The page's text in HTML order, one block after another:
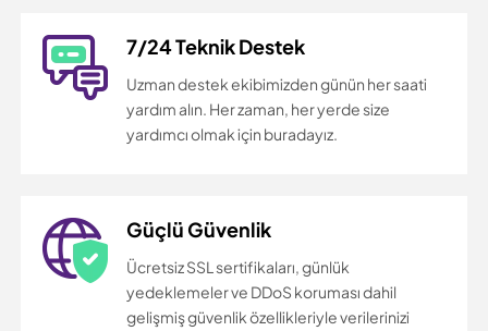
7/24 Teknik Destek
Uzman destek ekibimizden günün her saati
yardım alın. Her zaman, her yerde size
yardımcı olmak için buradayız.
Güçlü Güvenlik
Ücretsiz SSL sertifikaları, günlük
yedeklemeler ve DDoS koruması dahil
gelişmiş güvenlik özellikleriyle verilerinizi